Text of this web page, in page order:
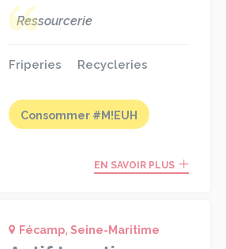
Ressourcerie
Friperies Recycleries
Consommer #M!EUH
EN SAVOIR PLUS
Fécamp, Seine-Maritime